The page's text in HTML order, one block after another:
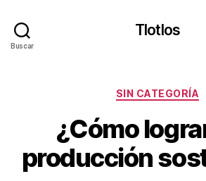
Buscar
Tlotlos
SIN CATEGORÍA
¿Cómo
producción